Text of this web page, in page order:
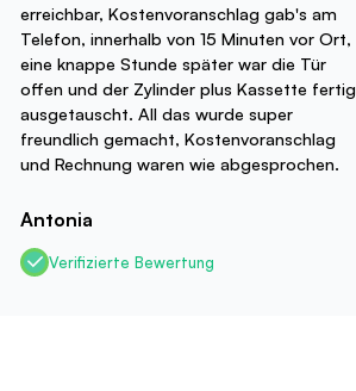
erreichbar, Kostenvoranschlag gab's am
Telefon, innerhalb von 15 Minuten vor Ort,
eine knappe Stunde später war die Tür
offen und der Zylinder plus Kassette fertig
ausgetauscht. All das wurde super
freundlich gemacht, Kostenvoranschlag
und Rechnung waren wie abgesprochen.
Antonia
Verifizierte Bewertung